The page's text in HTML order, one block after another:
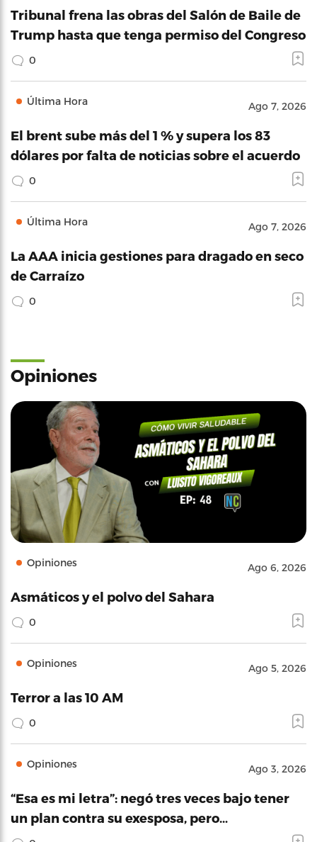
Tribunal frena las obras del Salón de Baile de
Trump hasta que tenga permiso del Congreso
0
Última Hora Ago 7, 2026
El brent sube más del 1 % y supera los 83
dólares por falta de noticias sobre el acuerdo
0
Última Hora Ago 7, 2026
La AAA inicia gestiones para dragado en seco
de Carraízo
0
Opiniones
Opiniones Ago 6, 2026
Asmáticos y el polvo del Sahara
0
Opiniones Ago 5, 2026
Terror a las 10 AM
0
Opiniones Ago 3, 2026
“Esa es mi letra”: negó tres veces bajo tener
un plan contra su exesposa, pero…